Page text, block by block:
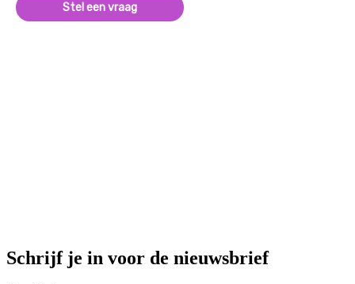
Stel een vraag
Schrijf je in voor de nieuwsbrief